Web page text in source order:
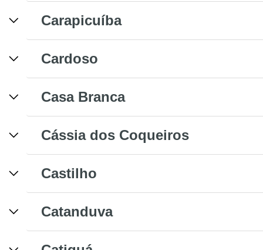
Carapicuíba
Cardoso
Casa Branca
Cássia dos Coqueiros
Castilho
Catanduva